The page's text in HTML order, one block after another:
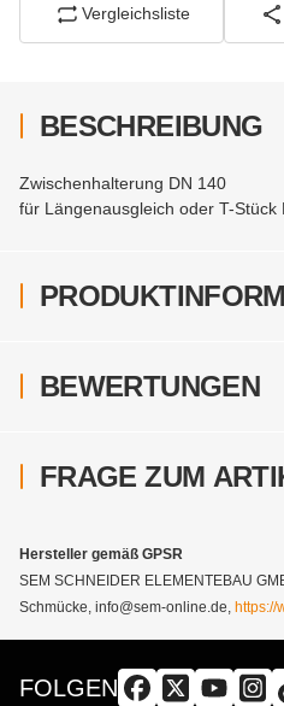
Vergleichsliste
BESCHREIBUNG
Zwischenhalterung DN 140
für Längenausgleich oder T-Stück
BEWERTUNGEN
FRAGE ZUM
Hersteller gemäß GPSR
SEM SCHNEIDER ELEMENTEBAU
Schmücke, info@sem-online.de, https://
FOLGEN